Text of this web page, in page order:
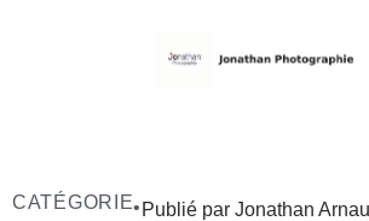
CATÉGORIE• Publié par Jonathan